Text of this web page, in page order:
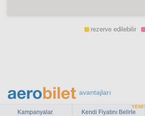
rezerve edilebilir
avantajları
Kampanyalar Kendi Fiyatını Belirle
YENİ!